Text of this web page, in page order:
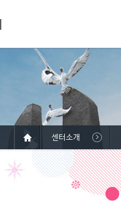
센터소개